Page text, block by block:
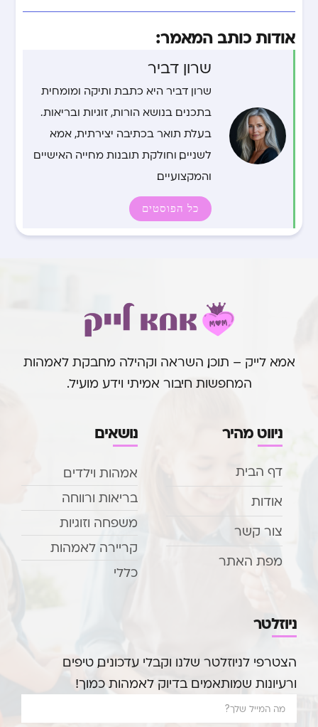
אודות כותב המאמר:
שרון דביר
שרון דביר היא כתבת ותיקה ומומחית
בתכנים בנושא הורות, זוגיות ובריאות.
בעלת תואר בכתיבה יצירתית, אמא
לשניים, וחולקת תובנות מחייה האישיים
והמקצועיים.
כל הפוסטים
אמא לייק – תוכן, השראה וקהילה מחבקת לאמהות
המחפשות חיבור אמיתי וידע מועיל.
ניווט מהיר
דף הבית
אודות
צור קשר
מפת האתר
נושאים
אמהות וילדים
בריאות ורווחה
משפחה וזוגיות
קריירה לאמהות
כללי
ניוזלטר
הצטרפי לניוזלטר שלנו וקבלי עדכונים, טיפים
ורעיונות שמותאמים בדיוק לאמהות כמוך!